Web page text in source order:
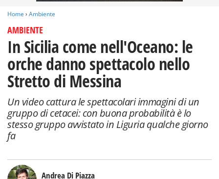
Home › Ambiente
AMBIENTE
In Sicilia come nell'Oceano: le
orche danno spettacolo nello
Stretto di Messina
Un video cattura le spettacolari immagini di un
gruppo di cetacei: con buona probabilità è lo
stesso gruppo avvistato in Liguria qualche giorno
fa
Andrea Di Piazza